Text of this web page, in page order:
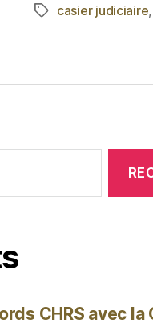
casier judiciaire,
CHRS avec la